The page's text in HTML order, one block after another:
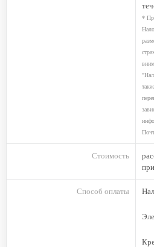
*
Стоимость
Способ оплаты